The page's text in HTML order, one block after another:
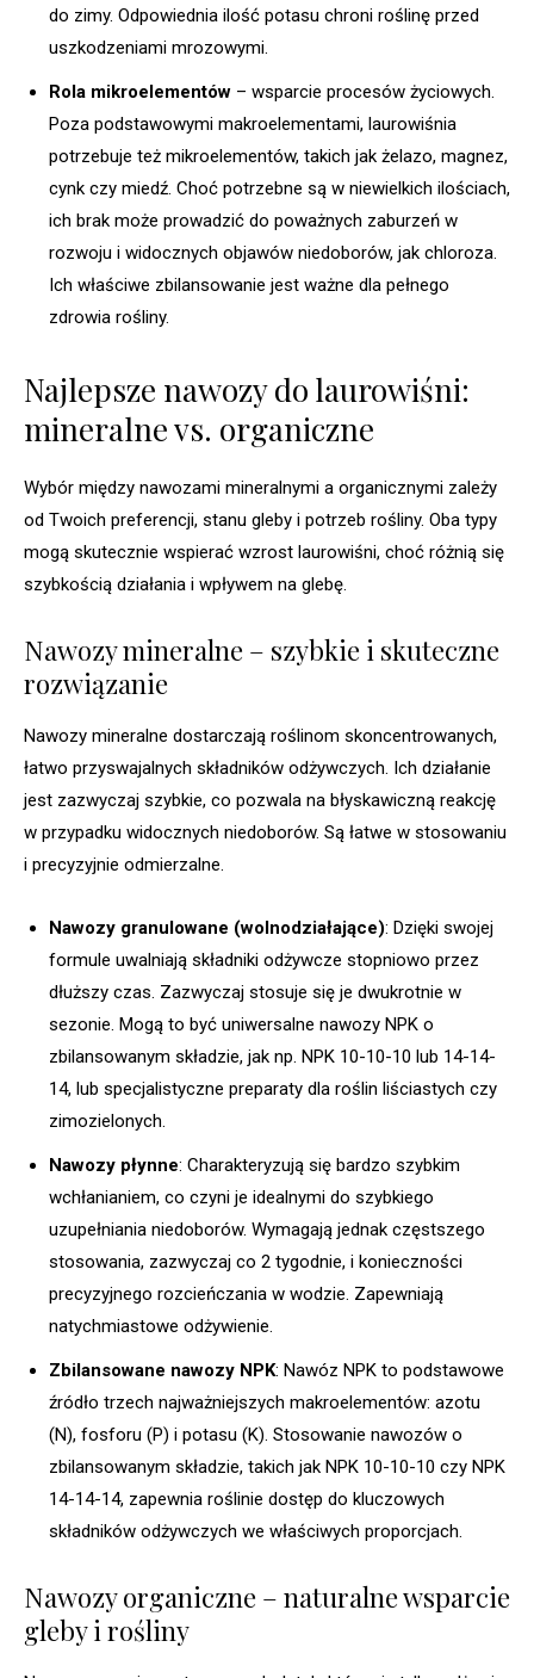
do zimy. Odpowiednia ilość potasu chroni roślinę przed
uszkodzeniami mrozowymi.
Rola mikroelementów – wsparcie procesów życiowych.
Poza podstawowymi makroelementami, laurowiśnia
potrzebuje też mikroelementów, takich jak żelazo, magnez,
cynk czy miedź. Choć potrzebne są w niewielkich ilościach,
ich brak może prowadzić do poważnych zaburzeń w
rozwoju i widocznych objawów niedoborów, jak chloroza.
Ich właściwe zbilansowanie jest ważne dla pełnego
zdrowia rośliny.
Najlepsze nawozy do laurowiśni:
mineralne vs. organiczne
Wybór między nawozami mineralnymi a organicznymi zależy
od Twoich preferencji, stanu gleby i potrzeb rośliny. Oba typy
mogą skutecznie wspierać wzrost laurowiśni, choć różnią się
szybkością działania i wpływem na glebę.
Nawozy mineralne – szybkie i skuteczne
rozwiązanie
Nawozy mineralne dostarczają roślinom skoncentrowanych,
łatwo przyswajalnych składników odżywczych. Ich działanie
jest zazwyczaj szybkie, co pozwala na błyskawiczną reakcję
w przypadku widocznych niedoborów. Są łatwe w stosowaniu
i precyzyjnie odmierzalne.
Nawozy granulowane (wolnodziałające): Dzięki swojej
formule uwalniają składniki odżywcze stopniowo przez
dłuższy czas. Zazwyczaj stosuje się je dwukrotnie w
sezonie. Mogą to być uniwersalne nawozy NPK o
zbilansowanym składzie, jak np. NPK 10-10-10 lub 14-14-
14, lub specjalistyczne preparaty dla roślin liściastych czy
zimozielonych.
Nawozy płynne: Charakteryzują się bardzo szybkim
wchłanianiem, co czyni je idealnymi do szybkiego
uzupełniania niedoborów. Wymagają jednak częstszego
stosowania, zazwyczaj co 2 tygodnie, i konieczności
precyzyjnego rozcieńczania w wodzie. Zapewniają
natychmiastowe odżywienie.
Zbilansowane nawozy NPK: Nawóz NPK to podstawowe
źródło trzech najważniejszych makroelementów: azotu
(N), fosforu (P) i potasu (K). Stosowanie nawozów o
zbilansowanym składzie, takich jak NPK 10-10-10 czy NPK
14-14-14, zapewnia roślinie dostęp do kluczowych
składników odżywczych we właściwych proporcjach.
Nawozy organiczne – naturalne wsparcie
gleby i rośliny